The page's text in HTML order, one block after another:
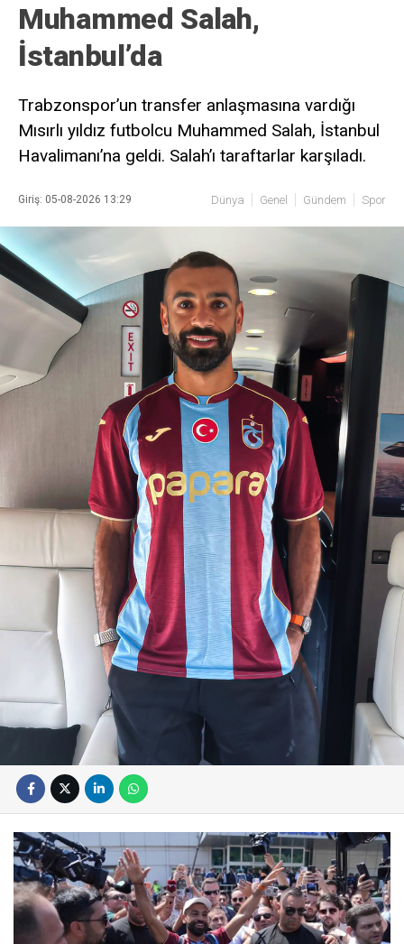
Muhammed Salah,
İstanbul’da
Trabzonspor’un transfer anlaşmasına vardığı
Mısırlı yıldız futbolcu Muhammed Salah, İstanbul
Havalimanı’na geldi. Salah’ı taraftarlar karşıladı.
Giriş: 05-08-2026 13:29 Dünya Genel Gündem Spor